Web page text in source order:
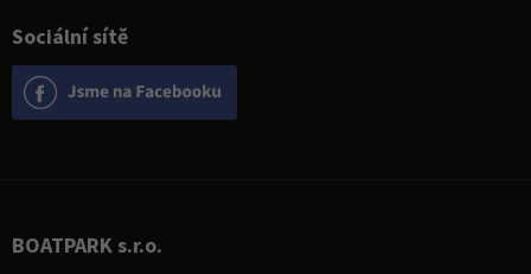
Sociální sítě
BOATPARK s.r.o.